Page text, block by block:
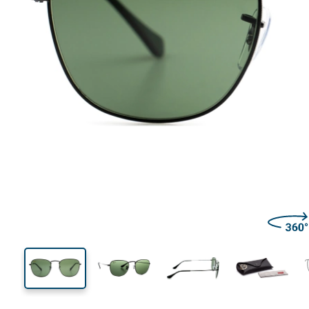
Μήκος σκελετού
44 mm
Ύψος φακού
51 mm
Μήκος φακού